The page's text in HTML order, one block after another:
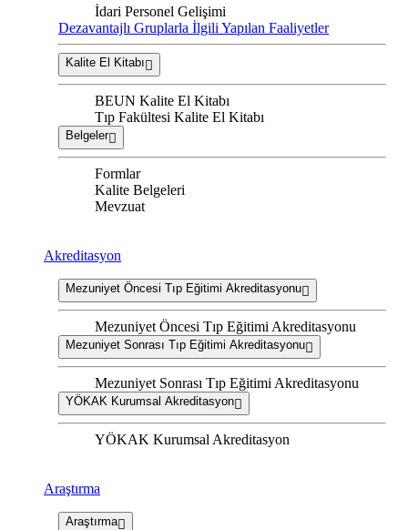
İdari Personel Gelişimi
Dezavantajlı Gruplarla İlgili Yapılan Faaliyetler
Kalite El Kitabı
BEUN Kalite El Kitabı
Tıp Fakültesi Kalite El Kitabı
Belgeler
Formlar
Kalite Belgeleri
Mevzuat
Akreditasyon
Mezuniyet Öncesi Tıp Eğitimi Akreditasyonu
Mezuniyet Öncesi Tıp Eğitimi Akreditasyonu
Mezuniyet Sonrası Tıp Eğitimi Akreditasyonu
Mezuniyet Sonrası Tıp Eğitimi Akreditasyonu
YÖKAK Kurumsal Akreditasyon
YÖKAK Kurumsal Akreditasyon
Araştırma
Araştırma